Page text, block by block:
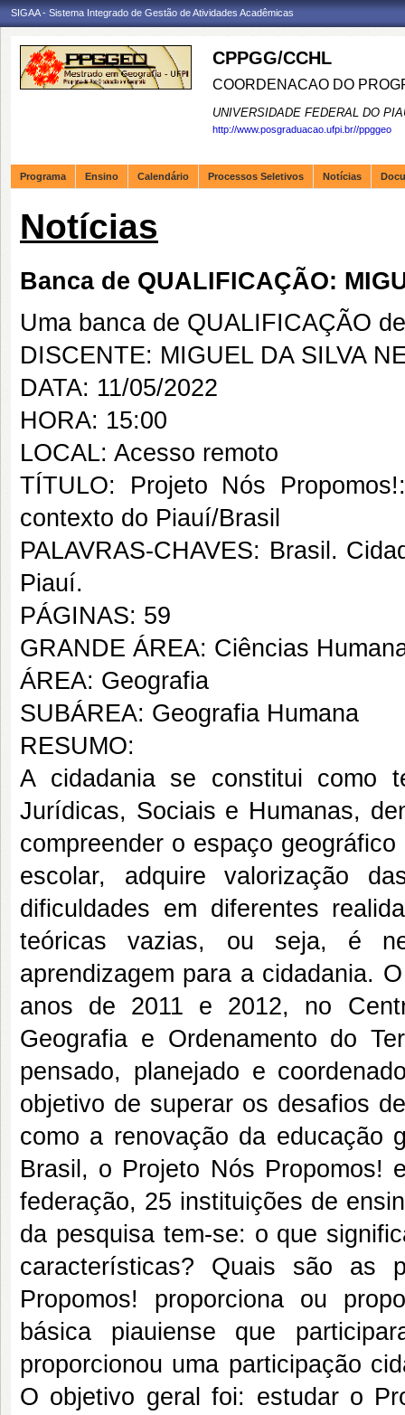
SIGAA - Sistema Integrado de Gestão de Atividades Acadêmicas
CPPGG/CCHL
COORDENACAO DO
UNIVERSIDADE FEDERAL DO
http://www.posgraduacao.ufpi.br//ppggeo
Programa Ensino Calendário Processos Seletivos Notícias
Notícias
Banca de QUALIFICAÇÃO:
Uma banca de QUALIFICAÇÃO
DISCENTE: MIGUEL DA SILVA
DATA: 11/05/2022
HORA: 15:00
LOCAL: Acesso remoto
TÍTULO: Projeto Nós
contexto do Piauí/Brasil
PALAVRAS-CHAVES: Brasil.
Piauí.
PÁGINAS: 59
GRANDE ÁREA: Ciências
ÁREA: Geografia
SUBÁREA: Geografia Humana
RESUMO:
A cidadania se constitui como
Jurídicas, Sociais e Humanas,
compreender o espaço
escolar, adquire valorização
dificuldades em diferentes
teóricas vazias, ou seja, é
aprendizagem para a cidadania.
anos de 2011 e 2012, no
Geografia e Ordenamento do
pensado, planejado e
objetivo de superar os desafios
como a renovação da educação
Brasil, o Projeto Nós Propomos!
federação, 25 instituições de
da pesquisa tem-se: o que
características? Quais são as
Propomos! proporciona ou
básica piauiense que
proporcionou uma participação
O objetivo geral foi: estudar o